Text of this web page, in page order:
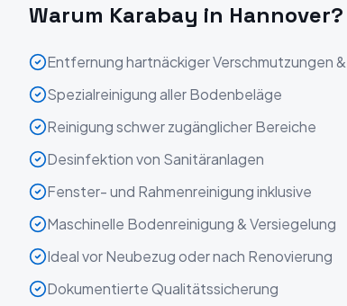
Warum Karabay in Hannover?
Entfernung hartnäckiger Verschmutzungen
Spezialreinigung aller Bodenbeläge
Reinigung schwer zugänglicher Bereiche
Desinfektion von Sanitäranlagen
Fenster- und Rahmenreinigung inklusive
Maschinelle Bodenreinigung & Versiegelung
Ideal vor Neubezug oder nach Renovierung
Dokumentierte Qualitätssicherung